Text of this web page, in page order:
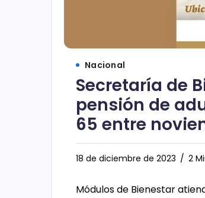
Nacional
Secretaría de
pensión de
65 entre
18 de diciembre de 2023 2
Módulos de Bienestar